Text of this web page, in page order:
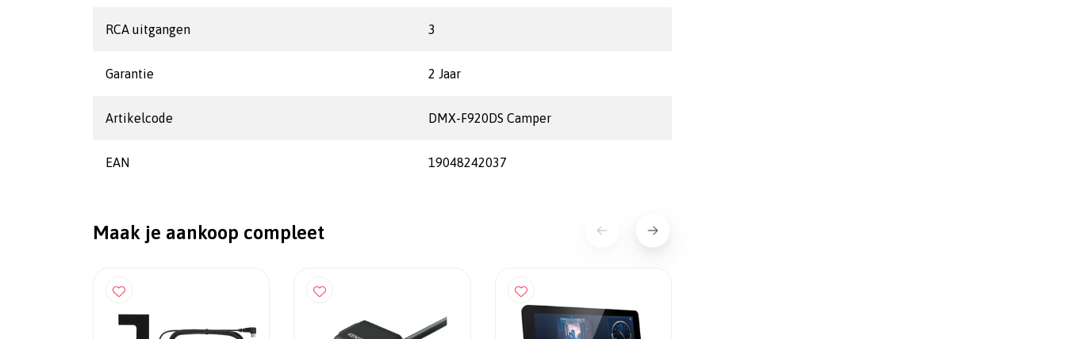
RCA uitgangen 3
Garantie 2 Jaar
Artikelcode DMX-F920DS Camper
EAN 19048242037
Maak je aankoop compleet